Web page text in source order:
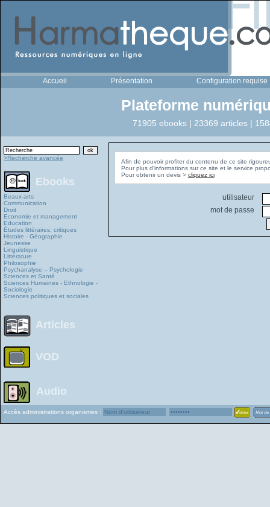
Accueil Présentation Configuration requise
Plateforme
71905 ebooks | 23369 articles |
>Recherche avancée
Ebooks
Beaux-arts
Communication
Droit
Economie et management
Education
Études littéraires, critiques
Histoire - Géographie
Jeunesse
Linguistique
Littérature
Philosophie
Psychanalyse – Psychologie
Sciences et Santé
Sciences Humaines - Ethnologie -
Sociologie
Sciences politiques et sociales
Articles
VOD
Audio
Afin de pouvoir profiter du contenu de ce site
Pour plus d'informations sur ce site et le service
Pour obtenir un devis > cliquez ici
utilisateur
mot de passe
Accès administrations organismes :